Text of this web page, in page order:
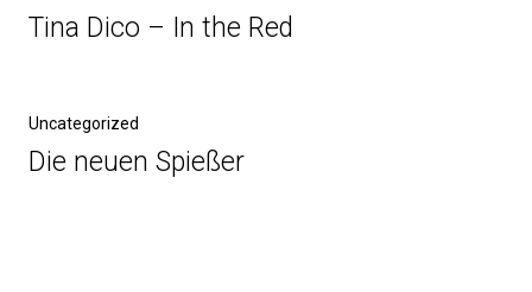
Tina Dico – In the Red
Uncategorized
Die neuen Spießer